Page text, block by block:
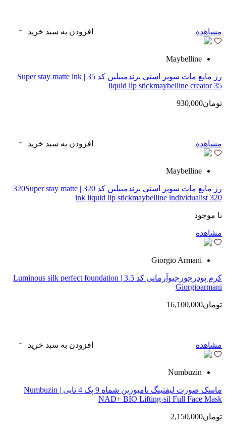
مشاهده افزودن به سبد خرید
Maybelline
رژ مایع مات سوپر استی‌ برندمیبلین کد 35 | Super stay matte ink
liquid lip stickmaybelline creator 35
تومان930,000
مشاهده افزودن به سبد خرید
Maybelline
رژ مایع مات سوپر استی‌ برندمیبلین کد 320 | 320Super stay matte
ink liquid lip stickmaybelline individualist 320
نا موجود
مشاهده
Giorgio Armani
کرم پودرجورجیوآرمانی کد 3.5 | Luminous silk perfect foundation
Giorgioarmani
تومان16,100,000
مشاهده افزودن به سبد خرید
Numbuzin
ماسک صورت لیفتینگ نامبوزین شماه 9 پک 4 تایی | Numbuzin
NAD+ BIO Lifting-sil Full Face Mask
تومان2,150,000